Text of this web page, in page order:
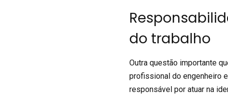
do trabalho
Outra questão importante
profissional do engenheiro
responsável por atuar na